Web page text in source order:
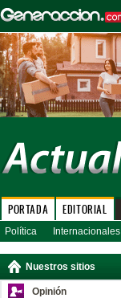
PORTADA EDITORIAL
Política Internacionales
Nuestros sitios
Opinión